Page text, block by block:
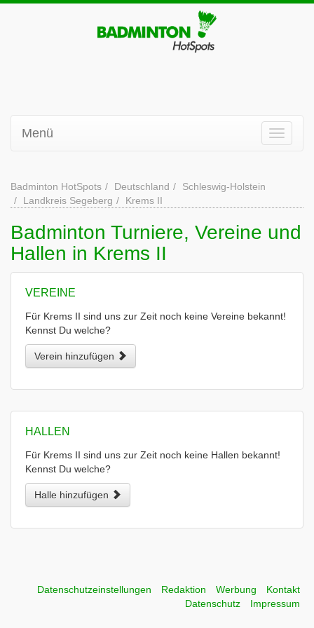
Menü
Badminton HotSpots Deutschland
Schleswig-Holstein
Landkreis Segeberg
Krems II
Badminton Turniere, Vereine und
Hallen in Krems II
VEREINE
Für Krems II sind uns zur Zeit noch keine Vereine bekannt!
Kennst Du welche?
Verein hinzufügen
HALLEN
Für Krems II sind uns zur Zeit noch keine Hallen bekannt!
Kennst Du welche?
Halle hinzufügen
Datenschutzeinstellungen Redaktion Werbung
Kontakt
Datenschutz
Impressum